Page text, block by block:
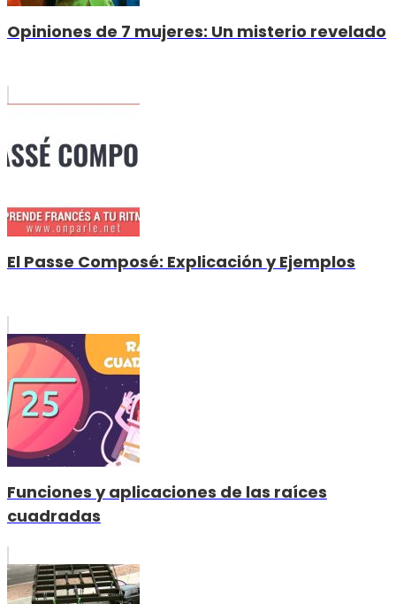
Opiniones de 7 mujeres: Un misterio revelado
El Passe Composé: Explicación y Ejemplos
Funciones y aplicaciones de las raíces
cuadradas